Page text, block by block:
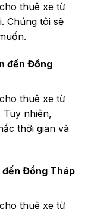
thuê xe từ
Chúng tôi sẽ
đến Đồng
thuê xe từ
Tuy nhiên,
thời gian và
Đồng Tháp
thuê xe từ